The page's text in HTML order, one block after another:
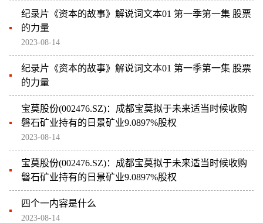
纪录片《资本的故事》解说词文本01 第一季第一集 股票
的力量
2023-08-14
纪录片《资本的故事》解说词文本01 第一季第一集 股票
的力量
宝莫股份(002476.SZ)：成都宝莫拟于未来适当时候收购
磐石矿业持有的日景矿业9.0897%股权
2023-08-14
宝莫股份(002476.SZ)：成都宝莫拟于未来适当时候收购
磐石矿业持有的日景矿业9.0897%股权
四个一内容是什么
2023-08-14